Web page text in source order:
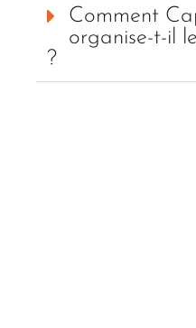
Comment
organise-t-il
?